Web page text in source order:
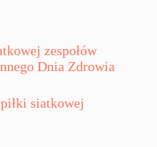
zespołów
Dnia Zdrowia
siatkowej